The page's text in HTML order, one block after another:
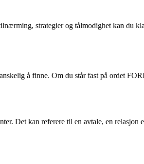
strategier og tålmodighet kan du
å finne. Om du står fast på ordet
Det kan referere til en avtale, en relasjon